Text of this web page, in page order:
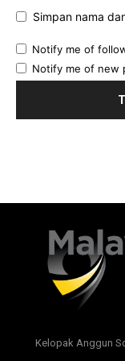
Simpan nama
Notify me of
Notify me of new
Kelopak Anggun